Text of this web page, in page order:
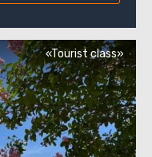
«Tourist class»